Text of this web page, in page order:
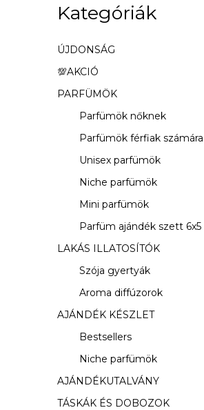
l
d
a
l
n
Kategóriák
átugrása
Kategóriák
ÚJDONSÁG
💯AKCIÓ
PARFÜMÖK
Parfümök nőknek
Parfümök férfiak számára
Unisex parfümök
Niche parfümök
Mini parfümök
Parfüm ajándék szett 6x5
LAKÁS ILLATOSÍTÓK
Szója gyertyák
Aroma diffúzorok
AJÁNDÉK KÉSZLET
Bestsellers
Niche parfümök
AJÁNDÉKUTALVÁNY
TÁSKÁK ÉS DOBOZOK